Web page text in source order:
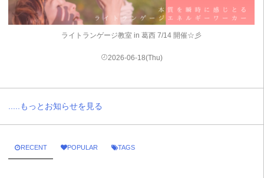
ライトランゲージ教室 in 葛西 7/14 開催☆彡
2026-06-18(Thu)
.....もっとお知らせを見る
RECENT POPULAR TAGS